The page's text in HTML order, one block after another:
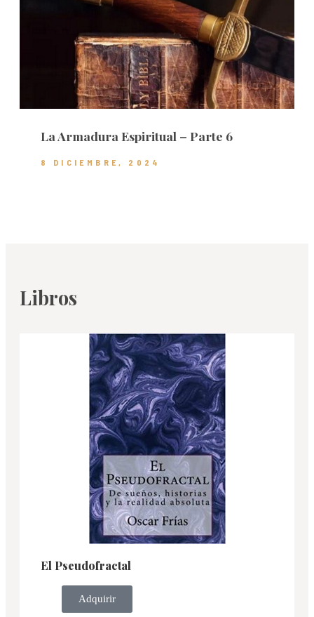
La Armadura Espiritual – Parte 6
8 DICIEMBRE, 2024
Libros
El Pseudofractal
Adquirir